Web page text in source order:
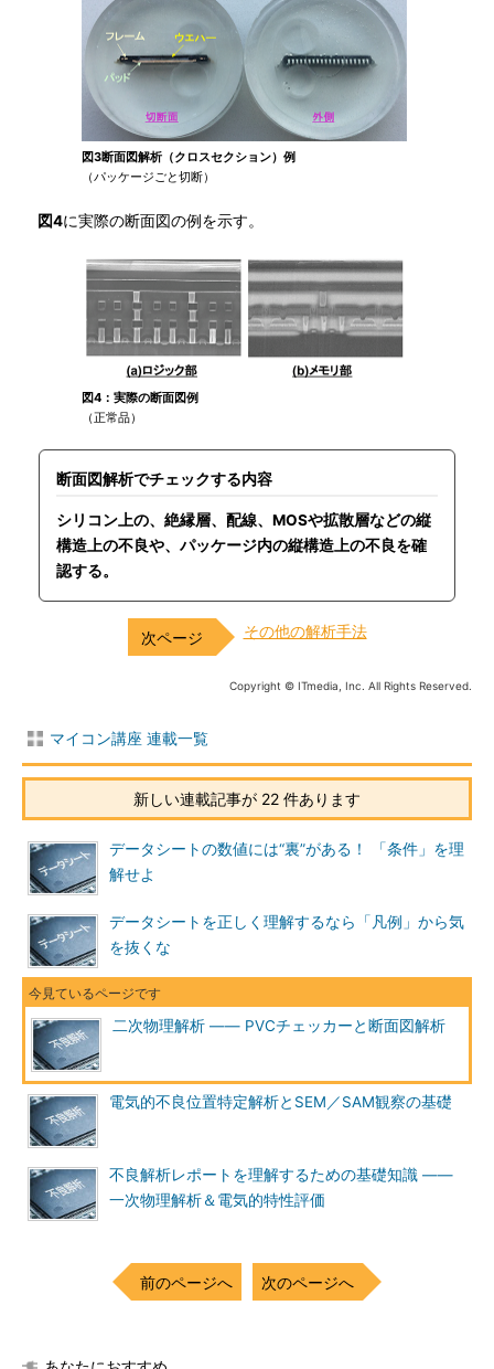
図3断面図解析（クロスセクション）例
（パッケージごと切断）
図4に実際の断面図の例を示す。
図4：実際の断面図例
（正常品）
断面図解析でチェックする内容
シリコン上の、絶縁層、配線、MOSや拡散層などの縦
構造上の不良や、パッケージ内の縦構造上の不良を確
認する。
その他の解析手法
Copyright © ITmedia, Inc. All Rights Reserved.
マイコン講座 連載一覧
新しい連載記事が 22 件あります
データシートの数値には“裏”がある！ 「条件」を理
解せよ
データシートを正しく理解するなら「凡例」から気
を抜くな
二次物理解析 ―― PVCチェッカーと断面図解析
電気的不良位置特定解析とSEM／SAM観察の基礎
不良解析レポートを理解するための基礎知識 ――
一次物理解析＆電気的特性評価
前のページへ 次のページへ